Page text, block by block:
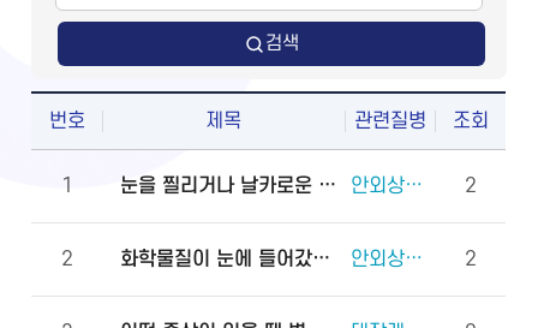
검색
번호 제목 관련질병 조회
1 눈을 찔리거나 날카로운 물체에 다쳤을 때 물로 씻어도 되나요? 안외상(천공 외상) 2
2 화학물질이 눈에 들어갔을 때 안과에 먼저 가야 하나요, 물로 먼저 씻어야 하나요? 안외상(각막화상) 2